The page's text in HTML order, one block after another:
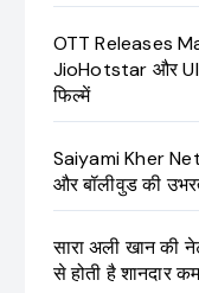
OTT Releases
JioHotstar और
फिल्में
Saiyami Kher
और बॉलीवुड की
सारा अली खान की
से होती है शानदार